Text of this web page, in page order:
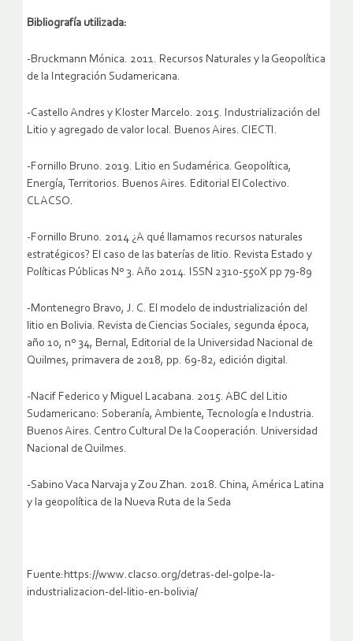
Bibliografía utilizada:
-Bruckmann Mónica. 2011. Recursos Naturales y la Geopolítica
de la Integración Sudamericana.
-Castello Andres y Kloster Marcelo. 2015. Industrialización del
Litio y agregado de valor local. Buenos Aires. CIECTI.
-Fornillo Bruno. 2019. Litio en Sudamérica. Geopolítica,
Energía, Territorios. Buenos Aires. Editorial El Colectivo.
CLACSO.
-Fornillo Bruno. 2014 ¿A qué llamamos recursos naturales
estratégicos? El caso de las baterías de litio. Revista Estado y
Políticas Públicas Nº 3. Año 2014. ISSN 2310-550X pp 79-89
-Montenegro Bravo, J. C. El modelo de industrialización del
litio en Bolivia. Revista de Ciencias Sociales, segunda época,
año 10, nº 34, Bernal, Editorial de la Universidad Nacional de
Quilmes, primavera de 2018, pp. 69-82, edición digital.
-Nacif Federico y Miguel Lacabana. 2015. ABC del Litio
Sudamericano: Soberanía, Ambiente, Tecnología e Industria.
Buenos Aires. Centro Cultural De la Cooperación. Universidad
Nacional de Quilmes.
-Sabino Vaca Narvaja y Zou Zhan. 2018. China, América Latina
y la geopolítica de la Nueva Ruta de la Seda
Fuente:https://www.clacso.org/detras-del-golpe-la-
industrializacion-del-litio-en-bolivia/